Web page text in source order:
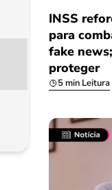
INSS
para
fake
proteger
5 min Leitura